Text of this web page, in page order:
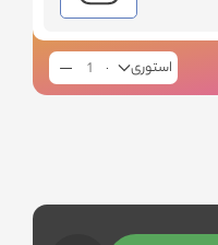
استوری